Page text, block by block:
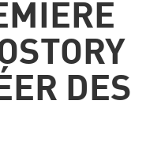
DES